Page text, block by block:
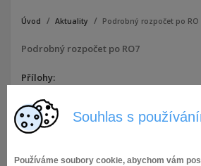
Souhlas s
Používáme soubory cookie, abychom vám
Úvod Aktuality Podrobný rozpočet po RO
Podrobný rozpočet po RO7
Přílohy:
Podrobný rozpočet po RO7